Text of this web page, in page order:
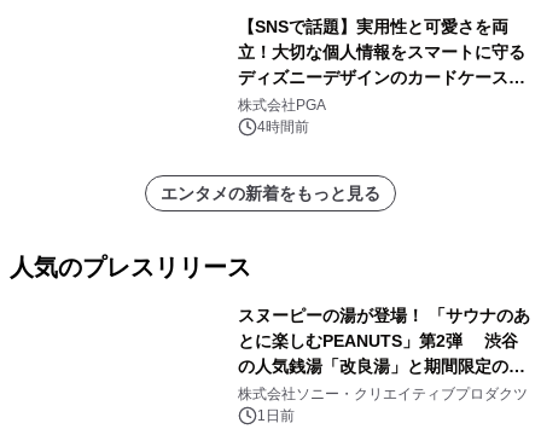
【SNSで話題】実用性と可愛さを両
立！大切な個人情報をスマートに守る
ディズニーデザインのカードケースを
株式会社PGAが8月7日発売
株式会社PGA
4時間前
エンタメの新着をもっと見る
人気のプレスリリース
スヌーピーの湯が登場！ 「サウナのあ
とに楽しむPEANUTS」第2弾 渋谷
の人気銭湯「改良湯」と期間限定のコ
ラボレーション サウナイキタイコラ
ボグッズも発売決定！
株式会社ソニー・クリエイティブプロダクツ
1日前